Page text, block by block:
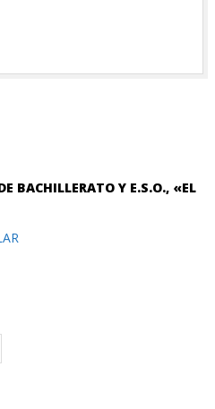
BACHILLERATO Y E.S.O., «EL